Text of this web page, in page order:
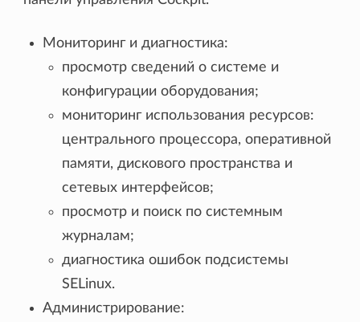
Мониторинг и диагностика:
просмотр сведений о системе и
конфигурации оборудования;
мониторинг использования ресурсов:
центрального процессора, оперативной
памяти, дискового пространства и
сетевых интерфейсов;
просмотр и поиск по системным
журналам;
диагностика ошибок подсистемы
SELinux.
Администрирование: